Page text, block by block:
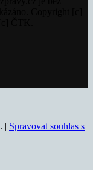
. | Spravovat souhlas s